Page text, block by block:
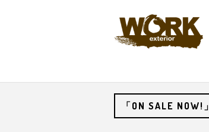
「ON SALE NOW!」